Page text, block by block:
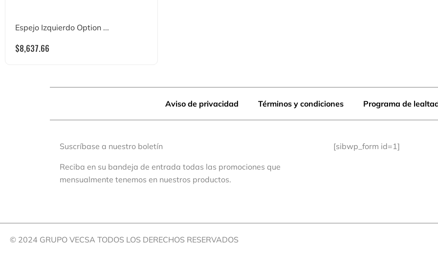
Espejo Izquierdo Option ...
$8,637.66
Aviso de privacidad Términos y condiciones Programa de
Suscríbase a nuestro boletín
Reciba en su bandeja de entrada todas las promociones que
mensualmente tenemos en nuestros productos.
[sibwp_form id=1]
© 2024 GRUPO VECSA TODOS LOS DERECHOS RESERVADOS